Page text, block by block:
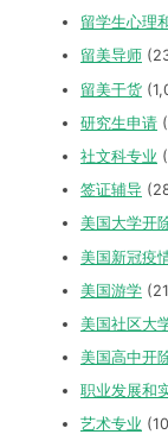
留学生心理
留美导师
留美干货
研究生申请
社文科专业
签证辅导
美国大学开
美国新冠疫
美国游学
美国社区大
美国高中开
职业发展和
艺术专业